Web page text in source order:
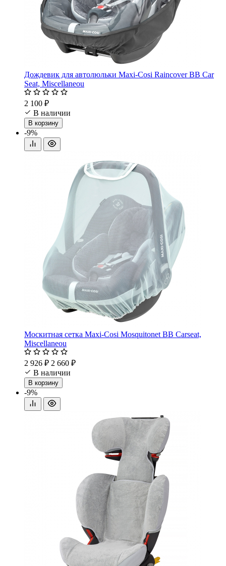
Дождевик для автолюльки Maxi-Cosi Raincover BB Car
Seat, Miscellaneou
2 100 ₽
В наличии
В корзину
-9%
Москитная сетка Maxi-Cosi Mosquitonet BB Carseat,
Miscellaneou
2 926 ₽ 2 660 ₽
В наличии
В корзину
-9%